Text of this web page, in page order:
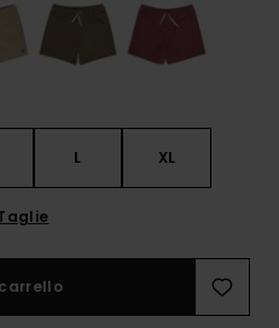
L XL